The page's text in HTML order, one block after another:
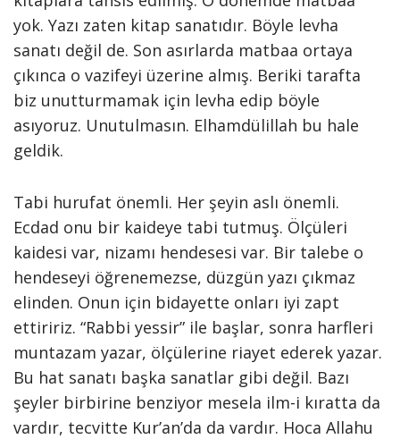
yok. Yazı zaten kitap sanatıdır. Böyle levha
sanatı değil de. Son asırlarda matbaa ortaya
çıkınca o vazifeyi üzerine almış. Beriki tarafta
biz unutturmamak için levha edip böyle
asıyoruz. Unutulmasın. Elhamdülillah bu hale
geldik.
Tabi hurufat önemli. Her şeyin aslı önemli.
Ecdad onu bir kaideye tabi tutmuş. Ölçüleri
kaidesi var, nizamı hendesesi var. Bir talebe o
hendeseyi öğrenemezse, düzgün yazı çıkmaz
elinden. Onun için bidayette onları iyi zapt
ettiririz. “Rabbi yessir” ile başlar, sonra harfleri
muntazam yazar, ölçülerine riayet ederek yazar.
Bu hat sanatı başka sanatlar gibi değil. Bazı
şeyler birbirine benziyor mesela ilm-i kıratta da
vardır, tecvitte Kur’an’da da vardır. Hoca Allahu